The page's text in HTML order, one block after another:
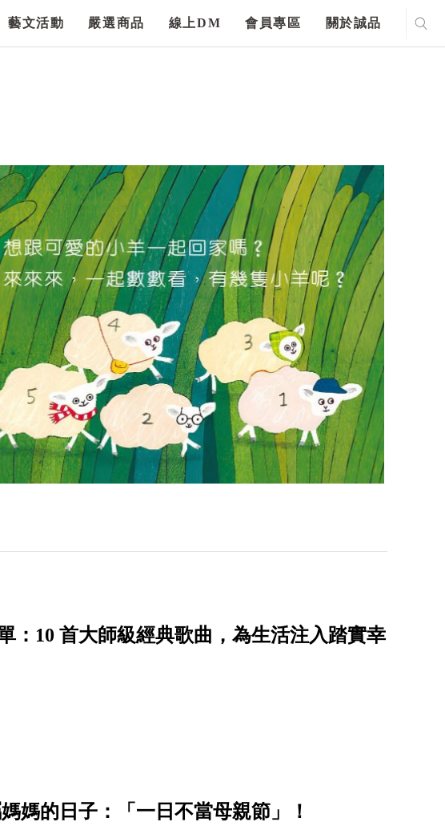
藝文活動 嚴選商品 線上DM 會員專區 關於誠品
：10 首大師級經典歌曲，為生活注入踏實幸
媽的日子：「一日不當母親節」！